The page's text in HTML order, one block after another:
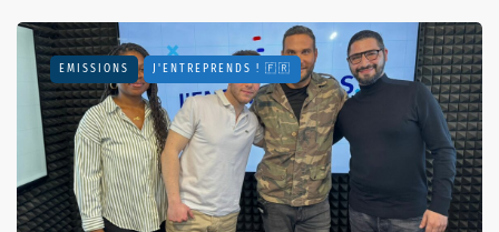
EMISSIONS J'ENTREPRENDS ! 🇫🇷